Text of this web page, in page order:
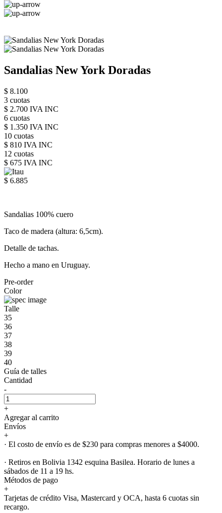
Sandalias New York Doradas
$ 8.100
3 cuotas
$ 2.700 IVA INC
6 cuotas
$ 1.350 IVA INC
10 cuotas
$ 810 IVA INC
12 cuotas
$ 675 IVA INC
$ 6.885
Sandalias 100% cuero
Taco de madera (altura: 6,5cm).
Detalle de tachas.
Hecho a mano en Uruguay.
Pre-order
Color
Talle
35
36
37
38
39
40
Guía de talles
Cantidad
-
+
Agregar al carrito
Envíos
+
· El costo de envío es de $230 para compras menores a $4000.
· Retiros en Bolivia 1342 esquina Basilea. Horario de lunes a
sábados de 11 a 19 hs.
Métodos de pago
+
Tarjetas de crédito Visa, Mastercard y OCA, hasta 6 cuotas sin
recargo.